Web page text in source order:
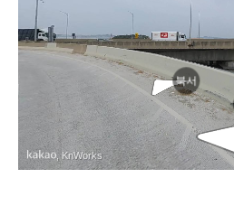
북서
, KnWorks